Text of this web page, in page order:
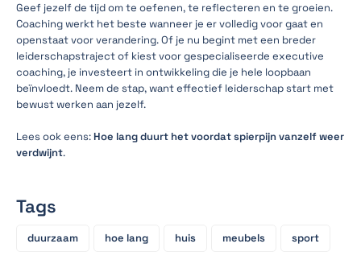
Geef jezelf de tijd om te oefenen, te reflecteren en te groeien.
Coaching werkt het beste wanneer je er volledig voor gaat en
openstaat voor verandering. Of je nu begint met een breder
leiderschapstraject of kiest voor gespecialiseerde executive
coaching, je investeert in ontwikkeling die je hele loopbaan
beïnvloedt. Neem de stap, want effectief leiderschap start met
bewust werken aan jezelf.
Lees ook eens:Hoe lang duurt het voordat spierpijn vanzelf weer
verdwijnt.
Tags
duurzaam hoe lang huis meubels sport